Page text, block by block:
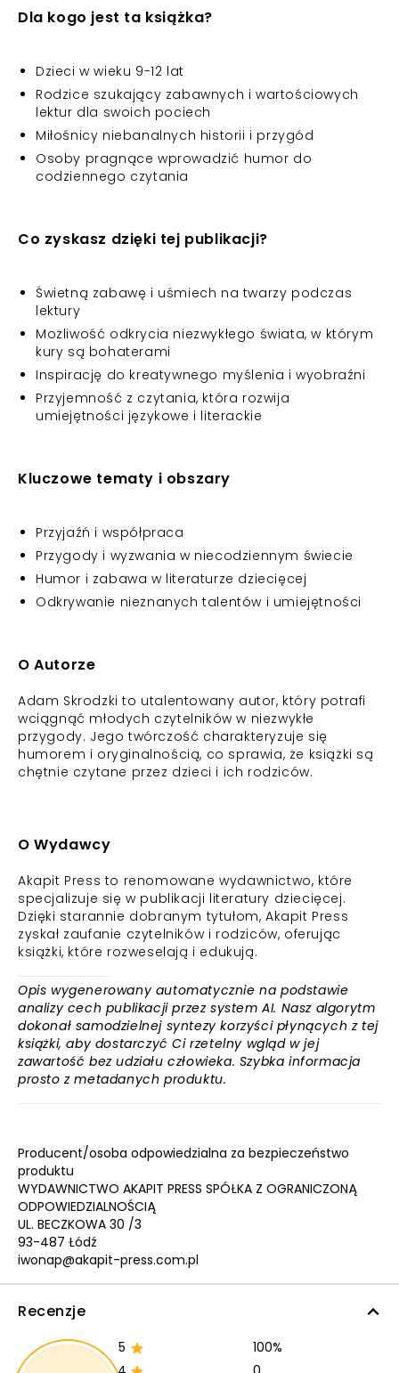
Dla kogo jest ta książka?
Dzieci w wieku 9-12 lat
Rodzice szukający zabawnych i wartościowych
lektur dla swoich pociech
Miłośnicy niebanalnych historii i przygód
Osoby pragnące wprowadzić humor do
codziennego czytania
Co zyskasz dzięki tej publikacji?
Świetną zabawę i uśmiech na twarzy podczas
lektury
Możliwość odkrycia niezwykłego świata, w którym
kury są bohaterami
Inspirację do kreatywnego myślenia i wyobraźni
Przyjemność z czytania, która rozwija
umiejętności językowe i literackie
Kluczowe tematy i obszary
Przyjaźń i współpraca
Przygody i wyzwania w niecodziennym świecie
Humor i zabawa w literaturze dziecięcej
Odkrywanie nieznanych talentów i umiejętności
O Autorze
Adam Skrodzki to utalentowany autor, który potrafi
wciągnąć młodych czytelników w niezwykłe
przygody. Jego twórczość charakteryzuje się
humorem i oryginalnością, co sprawia, że książki są
chętnie czytane przez dzieci i ich rodziców.
O Wydawcy
Akapit Press to renomowane wydawnictwo, które
specjalizuje się w publikacji literatury dziecięcej.
Dzięki starannie dobranym tytułom, Akapit Press
zyskał zaufanie czytelników i rodziców, oferując
książki, które rozweselają i edukują.
Opis wygenerowany automatycznie na podstawie
analizy cech publikacji przez system AI. Nasz algorytm
dokonał samodzielnej syntezy korzyści płynących z tej
książki, aby dostarczyć Ci rzetelny wgląd w jej
zawartość bez udziału człowieka. Szybka informacja
prosto z metadanych produktu.
Producent/osoba odpowiedzialna za bezpieczeństwo
produktu
WYDAWNICTWO AKAPIT PRESS SPÓŁKA Z OGRANICZONĄ
ODPOWIEDZIALNOŚCIĄ
UL. BECZKOWA 30 /3
93-487 Łódź
iwonap@akapit-press.com.pl
Recenzje
5
100%